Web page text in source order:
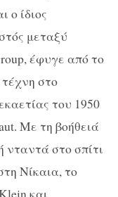
ο ίδιος
μεταξύ
, έφυγε από το
στο
του 1950
. Με τη βοήθειά
νταντά στο σπίτι
Νίκαια, το
και